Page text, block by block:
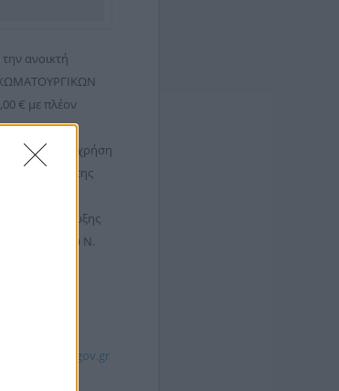
ανοικτή
ΧΩΜΑΤΟΥΡΓΙΚΩΝ
€ με πλέον
με χρήση
μέσω της
της προκήρυξης
331 του Ν.
του
η